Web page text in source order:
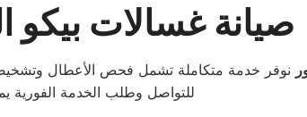
صيانة غسالات بيكو
نوفر خدمة متكاملة تشمل فحص الأعطال
للتواصل وطلب الخدمة الفورية